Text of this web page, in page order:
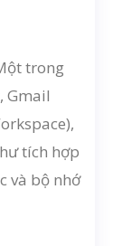
trong
Gmail
tích hợp
và bộ nhớ